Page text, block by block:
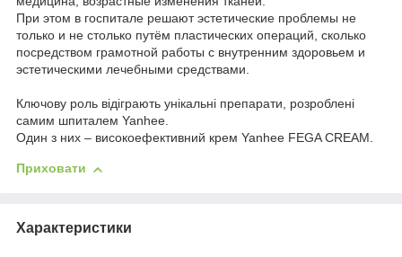
При этом в госпитале решают эстетические проблемы не
только и не столько путём пластических операций, сколько
посредством грамотной работы с внутренним здоровьем и
эстетическими лечебными средствами.
Ключову роль відіграють унікальні препарати, розроблені
самим шпиталем Yanhee.
Один з них – високоефективний крем Yanhee FEGA CREAM.
Приховати
Характеристики